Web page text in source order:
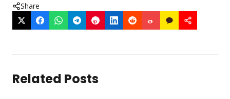
Share
Related Posts